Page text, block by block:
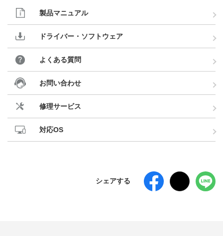
製品マニュアル
ドライバー・ソフトウェア
よくある質問
お問い合わせ
修理サービス
対応OS
シェアする